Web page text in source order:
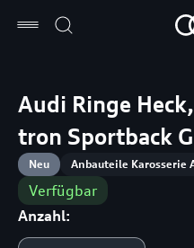
Audi Ringe
tron Sportback
Neu Anbauteile Karosserie
Verfügbar
Anzahl: